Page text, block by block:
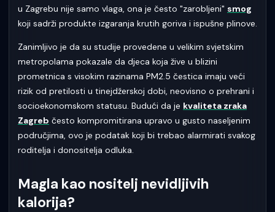
u Zagrebu nije samo vlaga, ona je često "zarobljeni" smog
koji sadrži produkte izgaranja krutih goriva i ispušne plinove.
Zanimljivo je da su studije provedene u velikim svjetskim
metropolama pokazale da djeca koja žive u blizini
prometnica s visokim razinama PM2.5 čestica imaju veći
rizik od pretilosti u tinejdžerskoj dobi, neovisno o prehrani i
socioekonomskom statusu. Budući da je kvaliteta zraka
Zagreb često kompromitirana upravo u gusto naseljenim
područjima, ovo je podatak koji bi trebao alarmirati svakog
roditelja i donositelja odluka.
Magla kao nositelj nevidljivih
kalorija?